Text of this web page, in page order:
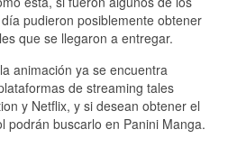
pudieron posiblemente obtener
que se llegaron a entregar.
animación ya se encuentra
de streaming tales
y Netflix, y si desean obtener el
podrán buscarlo en Panini Manga.